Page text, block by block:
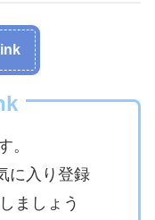
。
に入り登録
ましょう